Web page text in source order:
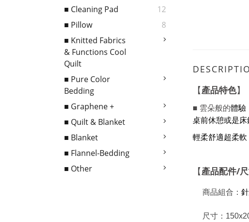
■ Cleaning Pad
12
■ Pillow
8
■ Knitted Fabrics
& Functions Cool
Quilt
■ Pure Color
Bedding
■ Graphene +
■ Quilt & Blanket
■ Blanket
■ Flannel-Bedding
■ Other
【 產品特色】
■ 雲朵般的體驗
桌前休憩或是床
輕柔舒適超柔
【 產品配件/
商品組合：
尺寸：